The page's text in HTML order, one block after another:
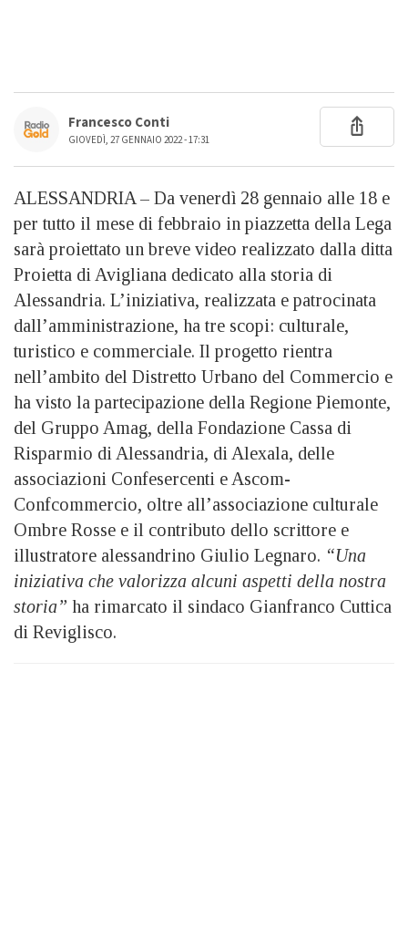
Francesco Conti
GIOVEDÌ, 27 GENNAIO 2022 - 17:31
ALESSANDRIA – Da venerdì 28 gennaio alle 18 e
per tutto il mese di febbraio in piazzetta della Lega
sarà proiettato un breve video realizzato dalla ditta
Proietta di Avigliana dedicato alla storia di
Alessandria. L’iniziativa, realizzata e patrocinata
dall’amministrazione, ha tre scopi: culturale,
turistico e commerciale. Il progetto rientra
nell’ambito del Distretto Urbano del Commercio e
ha visto la partecipazione della Regione Piemonte,
del Gruppo Amag, della Fondazione Cassa di
Risparmio di Alessandria, di Alexala, delle
associazioni Confesercenti e Ascom-
Confcommercio, oltre all’associazione culturale
Ombre Rosse e il contributo dello scrittore e
illustratore alessandrino Giulio Legnaro. “Una
iniziativa che valorizza alcuni aspetti della nostra
storia” ha rimarcato il sindaco Gianfranco Cuttica
di Reviglisco.